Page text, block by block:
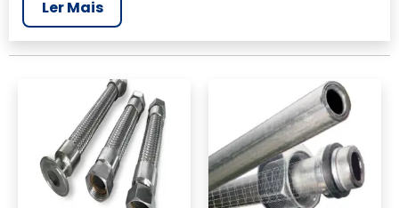
realizar um orçamento de Tubo flexível para
construção sp, clique em um ou mais dos
anuciantes a seguir:
Ler Mais